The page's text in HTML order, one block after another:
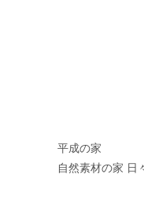
平成の家
自然素材の家 日